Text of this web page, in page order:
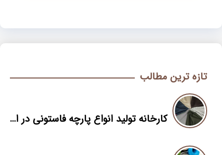
تازه ترین مطالب
کارخانه تولید انواع پارچه فاستونی در ایران